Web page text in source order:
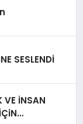
SESLENDİ
VE İNSAN